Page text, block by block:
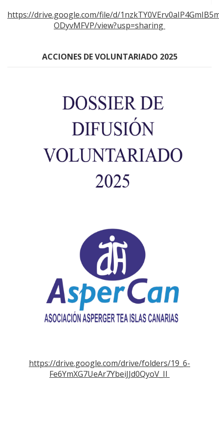
https://drive.google.com/file/d/
ODyvMFVP/view?usp=sharing
ACCIONES DE VOLUNTARIADO 2025
https://drive.google.com/drive/folders/19_6-
Fe6YmXG7UeAr7YbeiJJd0QyoV_II